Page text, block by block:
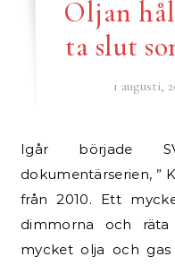
Oljan
ta slut
1 augusti,
Igår började SVT visa den norska
dokumentärserien, ”
från 2010. Ett
dimmorna och
mycket olja och